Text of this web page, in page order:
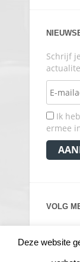
Schrijf
Ik
ermee
VOLG
Deze website